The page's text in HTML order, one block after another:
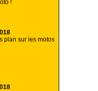
!
plan sur les motos